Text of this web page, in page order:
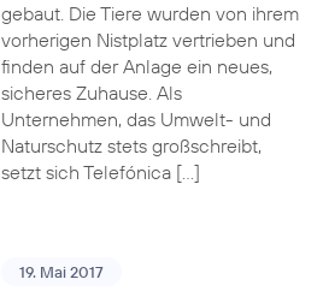
gebaut. Die Tiere wurden von ihrem
vorherigen Nistplatz vertrieben und
finden auf der Anlage ein neues,
sicheres Zuhause. Als
Unternehmen, das Umwelt- und
Naturschutz stets großschreibt,
setzt sich Telefónica […]
19. Mai 2017